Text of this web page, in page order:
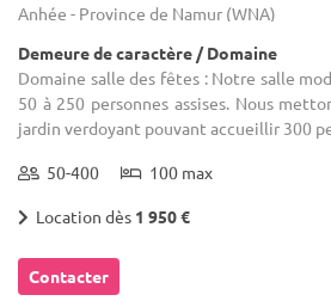
Anhée - Province de Namur (WNA)
Demeure de caractère / Domaine
Domaine salle des fêtes : Notre salle
50 à 250 personnes assises. Nous
jardin verdoyant pouvant accueillir 300
50-400 100 max
Location dès 1 950 €
Contacter